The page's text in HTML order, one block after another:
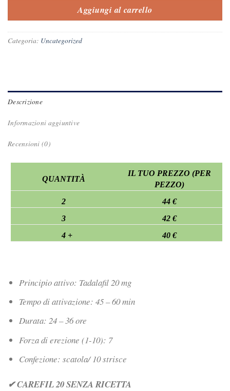
Aggiungi al carrello
Categoria: Uncategorized
Descrizione
Informazioni aggiuntive
Recensioni (0)
QUANTITÀ
IL TUO PREZZO (PER
PEZZO)
2
44 €
3
42 €
4 +
40 €
Principio attivo: Tadalafil 20 mg
Tempo di attivazione: 45 – 60 min
Durata: 24 – 36 ore
Forza di erezione (1-10): 7
Confezione: scatola/ 10 strisce
✔ CAREFIL 20 SENZA RICETTA